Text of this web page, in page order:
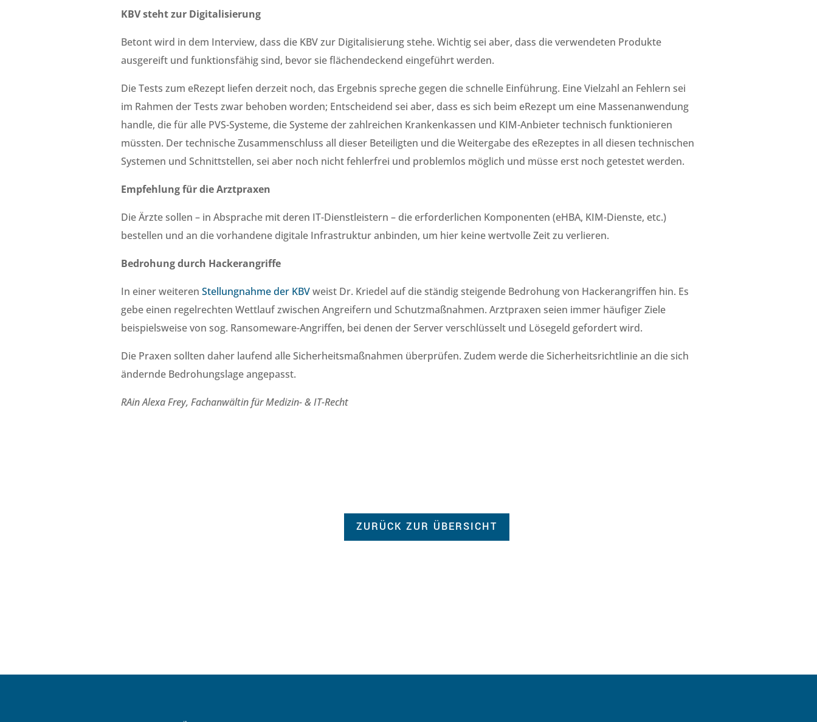
KBV steht zur Digitalisierung
Betont wird in dem Interview, dass die KBV zur Digitalisierung stehe. Wichtig sei aber, dass die verwendeten Produkte
ausgereift und funktionsfähig sind, bevor sie flächendeckend eingeführt werden.
Die Tests zum eRezept liefen derzeit noch, das Ergebnis spreche gegen die schnelle Einführung. Eine Vielzahl an Fehlern sei
im Rahmen der Tests zwar behoben worden; Entscheidend sei aber, dass es sich beim eRezept um eine Massenanwendung
handle, die für alle PVS-Systeme, die Systeme der zahlreichen Krankenkassen und KIM-Anbieter technisch funktionieren
müssten. Der technische Zusammenschluss all dieser Beteiligten und die Weitergabe des eRezeptes in all diesen technischen
Systemen und Schnittstellen, sei aber noch nicht fehlerfrei und problemlos möglich und müsse erst noch getestet werden.
Empfehlung für die Arztpraxen
Die Ärzte sollen – in Absprache mit deren IT-Dienstleistern – die erforderlichen Komponenten (eHBA, KIM-Dienste, etc.)
bestellen und an die vorhandene digitale Infrastruktur anbinden, um hier keine wertvolle Zeit zu verlieren.
Bedrohung durch Hackerangriffe
In einer weiteren Stellungnahme der KBVweist Dr. Kriedel auf die ständig steigende Bedrohung von Hackerangriffen hin. Es
gebe einen regelrechten Wettlauf zwischen Angreifern und Schutzmaßnahmen. Arztpraxen seien immer häufiger Ziele
beispielsweise von sog. Ransomeware-Angriffen, bei denen der Server verschlüsselt und Lösegeld gefordert wird.
Die Praxen sollten daher laufend alle Sicherheitsmaßnahmen überprüfen. Zudem werde die Sicherheitsrichtlinie an die sich
ändernde Bedrohungslage angepasst.
RAin Alexa Frey, Fachanwältin für Medizin- & IT-Recht
ZURÜCK ZUR ÜBERSICHT